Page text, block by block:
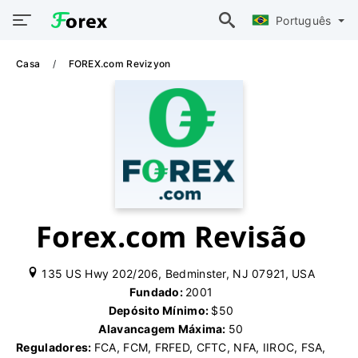
Português
Casa FOREX.com Revizyon
Forex.com Revisão
135 US Hwy 202/206, Bedminster, NJ 07921, USA
Fundado: 2001
Depósito Mínimo: $50
Alavancagem Máxima: 50
Reguladores: FCA, FCM, FRFED, CFTC, NFA, IIROC, FSA,